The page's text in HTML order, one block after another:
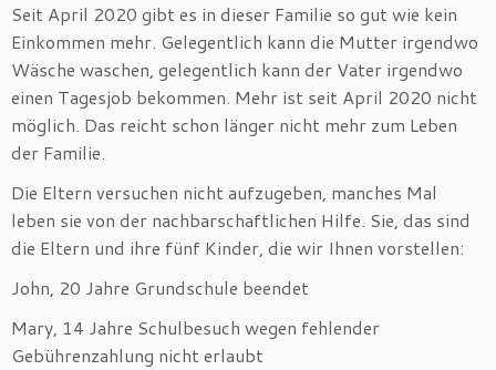
Seit April 2020 gibt es in dieser Familie so gut wie kein
Einkommen mehr. Gelegentlich kann die Mutter irgendwo
Wäsche waschen, gelegentlich kann der Vater irgendwo
einen Tagesjob bekommen. Mehr ist seit April 2020 nicht
möglich. Das reicht schon länger nicht mehr zum Leben
der Familie.
Die Eltern versuchen nicht aufzugeben, manches Mal
leben sie von der nachbarschaftlichen Hilfe. Sie, das sind
die Eltern und ihre fünf Kinder, die wir Ihnen vorstellen:
John, 20 Jahre Grundschule beendet
Mary, 14 Jahre Schulbesuch wegen fehlender
Gebührenzahlung nicht erlaubt